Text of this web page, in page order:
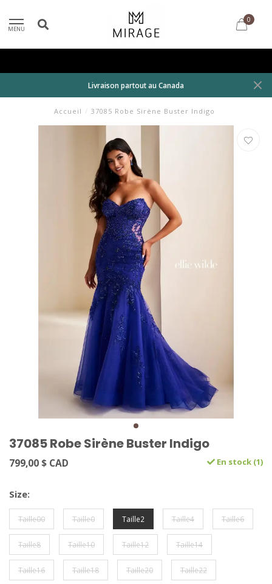
MENU
0
Livraison partout au Canada
Accueil / 37085 Robe Sirène Buster Indigo
37085 Robe Sirène Buster Indigo
799,00 $ CAD En stock (1)
Size:
Taille00 Taille0 Taille2 Taille4 Taille6
Taille8 Taille10 Taille12 Taille14
Taille16 Taille18 Taille20 Taille22